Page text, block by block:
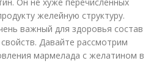
желейную структуру.
важный для здоровья состав
Давайте рассмотрим
мармелада с желатином в